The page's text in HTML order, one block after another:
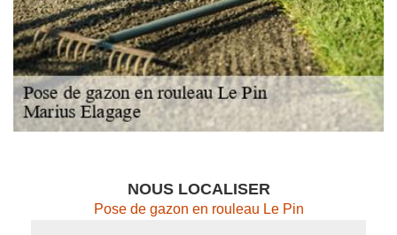
NOUS LOCALISER
Pose de gazon en rouleau Le Pin